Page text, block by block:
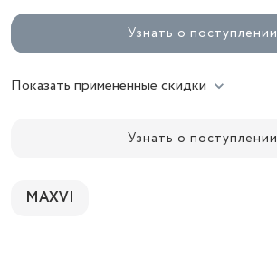
Узнать о поступлении
Показать применённые скидки
Узнать о поступлении
MAXVI